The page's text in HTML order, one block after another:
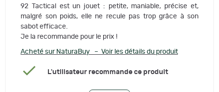
92 Tactical est un jouet : petite, maniable, précise et,
malgré son poids, elle ne recule pas trop grâce à son
sabot efficace.
Je la recommande pour le prix !
Acheté sur NaturaBuy – Voir les détails du produit
L'utilisateur recommande ce produit